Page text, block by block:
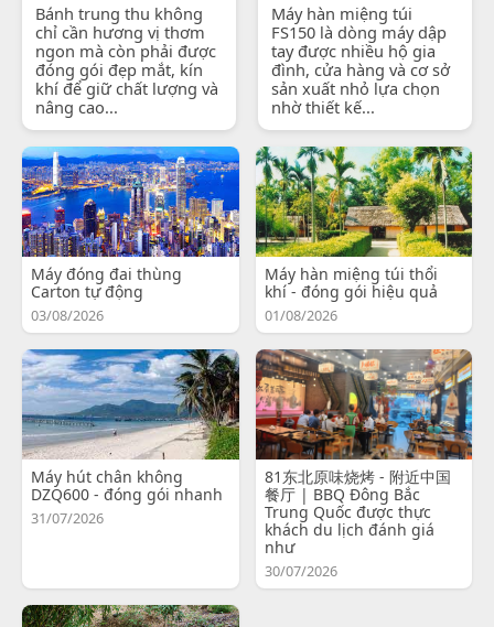
Bánh trung thu không
chỉ cần hương vị thơm
ngon mà còn phải được
đóng gói đẹp mắt, kín
khí để giữ chất lượng và
nâng cao...
Máy hàn miệng túi
FS150 là dòng máy dập
tay được nhiều hộ gia
đình, cửa hàng và cơ sở
sản xuất nhỏ lựa chọn
nhờ thiết kế...
Máy đóng đai thùng
Carton tự động
03/08/2026
Máy hàn miệng túi thổi
khí - đóng gói hiệu quả
01/08/2026
Máy hút chân không
DZQ600 - đóng gói nhanh
31/07/2026
81东北原味烧烤 - 附近中国
餐厅 | BBQ Đông Bắc
Trung Quốc được thực
khách du lịch đánh giá
như
30/07/2026